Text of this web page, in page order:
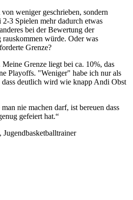
weniger geschrieben, sondern
2-3 Spielen mehr dadurch etwas
bei der Bewertung der
rauskommen würde. Oder was
Grenze?
Grenze liegt bei ca. 10%, das
Playoffs. "Weniger" habe ich nur als
dass deutlich wird wie knapp Andi Obst
nie machen darf, ist bereuen dass
gefeiert hat.“